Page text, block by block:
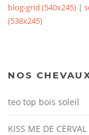
blog-grid (540x245) |
(538x245)
NOS
teo top bois soleil
KISS ME DE CERVAL